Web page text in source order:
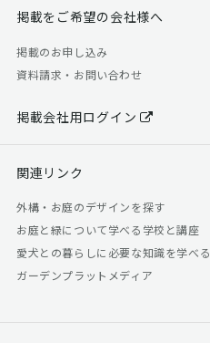
掲載をご希望の会社様へ
掲載のお申し込み
資料請求・お問い合わせ
掲載会社用ログイン
関連リンク
外構・お庭のデザインを探す
お庭と緑について学べる学校と講座
愛犬との暮らしに必要な知識を学べる
ガーデンプラットメディア